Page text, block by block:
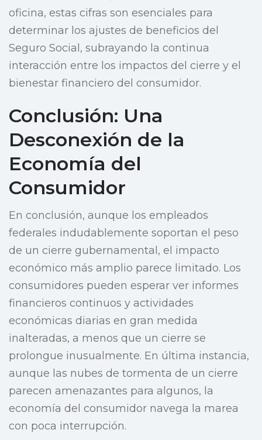
oficina, estas cifras son esenciales para
determinar los ajustes de beneficios del
Seguro Social, subrayando la continua
interacción entre los impactos del cierre y el
bienestar financiero del consumidor.
Conclusión: Una
Desconexión de la
Economía del
Consumidor
En conclusión, aunque los empleados
federales indudablemente soportan el peso
de un cierre gubernamental, el impacto
económico más amplio parece limitado. Los
consumidores pueden esperar ver informes
financieros continuos y actividades
económicas diarias en gran medida
inalteradas, a menos que un cierre se
prolongue inusualmente. En última instancia,
aunque las nubes de tormenta de un cierre
parecen amenazantes para algunos, la
economía del consumidor navega la marea
con poca interrupción.